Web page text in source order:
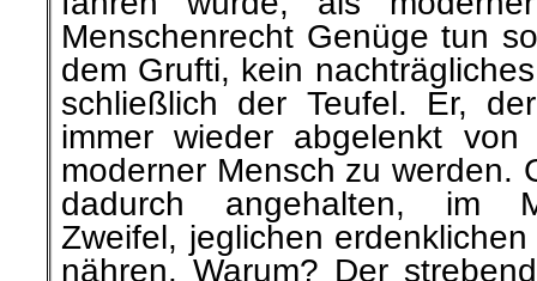
Menschenrecht Genüge tun
dem Grufti, kein
schließlich der Teufel. Er,
immer wieder abgelenkt
moderner Mensch zu werden.
dadurch angehalten, im
Zweifel, jeglichen
nähren. Warum? Der